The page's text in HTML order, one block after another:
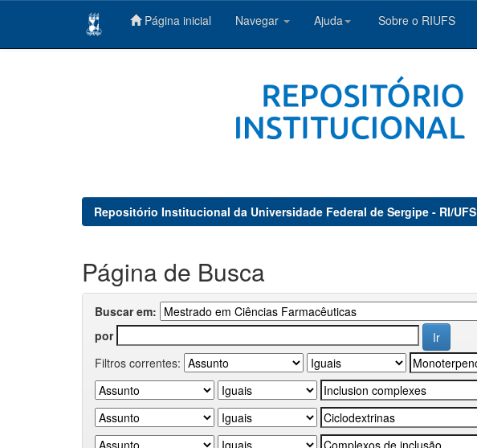
Página inicial Navegar Ajuda Sobre o RIUFS
Repositório Institucional da Universidade Federal de Sergipe - RI/UFS
Página de Busca
Buscar em:
por
Filtros correntes: